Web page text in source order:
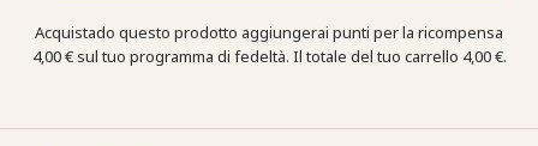
Acquistado questo prodotto aggiungerai punti per la ricompensa
4,00 €sul tuo programma di fedeltà. Il totale del tuo carrello 4,00 €.